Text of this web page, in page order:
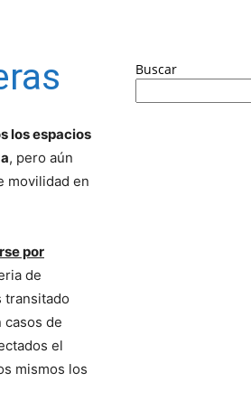
los espacios
, pero aún
movilidad en
por
de
transitado
de
el
mismos los
Buscar